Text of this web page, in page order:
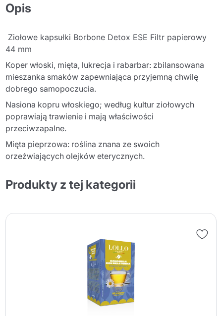
Opis
Ziołowe kapsułki Borbone Detox ESE Filtr papierowy
44 mm
Koper włoski, mięta, lukrecja i rabarbar: zbilansowana
mieszanka smaków zapewniająca przyjemną chwilę
dobrego samopoczucia.
Nasiona kopru włoskiego; według kultur ziołowych
poprawiają trawienie i mają właściwości
przeciwzapalne.
Mięta pieprzowa: roślina znana ze swoich
orzeźwiających olejków eterycznych.
Produkty z tej kategorii